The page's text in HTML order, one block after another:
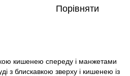
Порівняти
кишенею спереду і манжетами
з блискавкою зверху і кишенею із